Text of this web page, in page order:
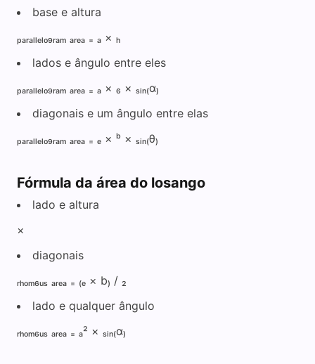
base e altura
ₚₐᵣₐₗₗₑₗₒ₉ᵣₐₘ ₐᵣₑₐ ₌ ₐ × ₕ
lados e ângulo entre eles
ₚₐᵣₐₗₗₑₗₒ₉ᵣₐₘ ₐᵣₑₐ ₌ ₐ × ₆ × ₛᵢₙ₍α₎
diagonais e um ângulo entre elas
ₚₐᵣₐₗₗₑₗₒ₉ᵣₐₘ ₐᵣₑₐ ₌ ₑ × ᵇ × ₛᵢₙ₍θ₎
Fórmula da área do losango
lado e altura
×
diagonais
ᵣₕₒₘ₆ᵤₛ ₐᵣₑₐ ₌ ₍ₑ × b₎ / ₂
lado e qualquer ângulo
ᵣₕₒₘ₆ᵤₛ ₐᵣₑₐ ₌ ₐ² × ₛᵢₙ₍α₎